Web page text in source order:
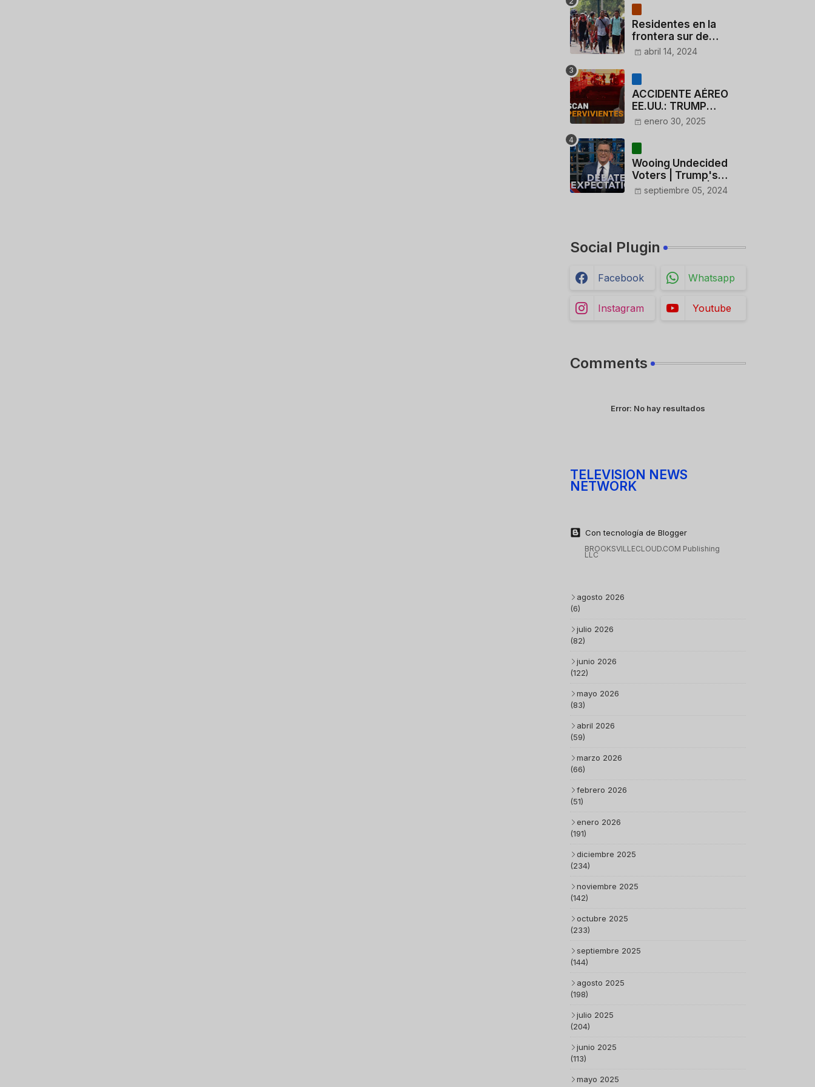
Residentes en la
frontera sur de
México critican a
dólares a migrantes
deportados
abril 14, 2024
ACCIDENTE AÉREO
EE.UU.: TRUMP
CUESTIONA LA
ACTUACIÓN DE LOS
CONTROLADORES y
PILOTO del
HELICÓPTERO
enero 30, 2025
Wooing Undecided
Voters | Trump's
Marijuana Plan | 1990s
septiembre 05, 2024
Social Plugin
Facebook Whatsapp
Instagram Youtube
Comments
Error: No hay resultados
TELEVISION NEWS
NETWORK
Con tecnología de Blogger
BROOKSVILLECLOUD.COM Publishing
LLC
agosto 2026
(6)
julio 2026
(82)
junio 2026
(122)
mayo 2026
(83)
abril 2026
(59)
marzo 2026
(66)
febrero 2026
(51)
enero 2026
(191)
diciembre 2025
(234)
noviembre 2025
(142)
octubre 2025
(233)
septiembre 2025
(144)
agosto 2025
(198)
julio 2025
(204)
junio 2025
(113)
mayo 2025